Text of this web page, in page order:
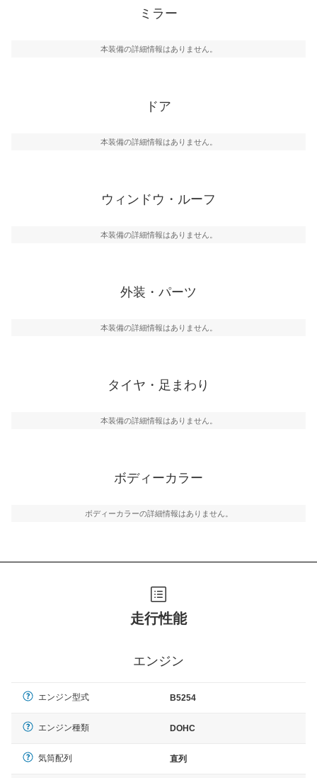
ミラー
本装備の詳細情報はありません。
ドア
本装備の詳細情報はありません。
ウィンドウ・ルーフ
本装備の詳細情報はありません。
外装・パーツ
本装備の詳細情報はありません。
タイヤ・足まわり
本装備の詳細情報はありません。
ボディーカラー
ボディーカラーの詳細情報はありません。
走行性能
エンジン
エンジン型式 B5254
エンジン種類 DOHC
気筒配列 直列